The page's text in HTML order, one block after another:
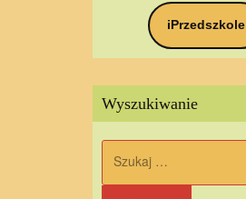
iPrzedszkole
Wyszukiwanie